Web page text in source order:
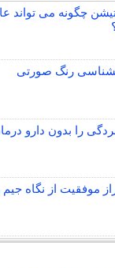
چگونه می تواند
رنگ صورتی
را بدون دارو